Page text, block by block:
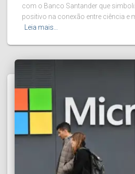
com o Banco Santander que
positivo na conexão entre ciência e
Leia mais…